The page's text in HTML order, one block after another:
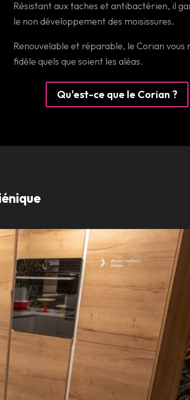
Résistant aux taches et antibactérien, il
le non développement des moisissures.
Renouvelable et réparable, le Corian vous
fidèle quels que soient les aléas.
Qu'est-ce que le Corian ?